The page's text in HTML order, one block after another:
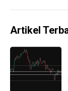
Artikel